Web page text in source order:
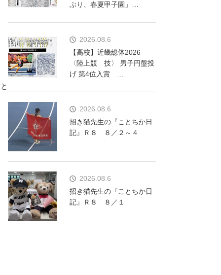
ぶり、春夏甲子園」…
2026.08.6
【高校】近畿総体2026
〈陸上競 技〉 男子円盤投
げ 第4位入賞 …
2026.08.6
招き猫先生の『ことちか日
記』Ｒ８ ８／２～４
2026.08.6
招き猫先生の『ことちか日
記』Ｒ８ ８／１